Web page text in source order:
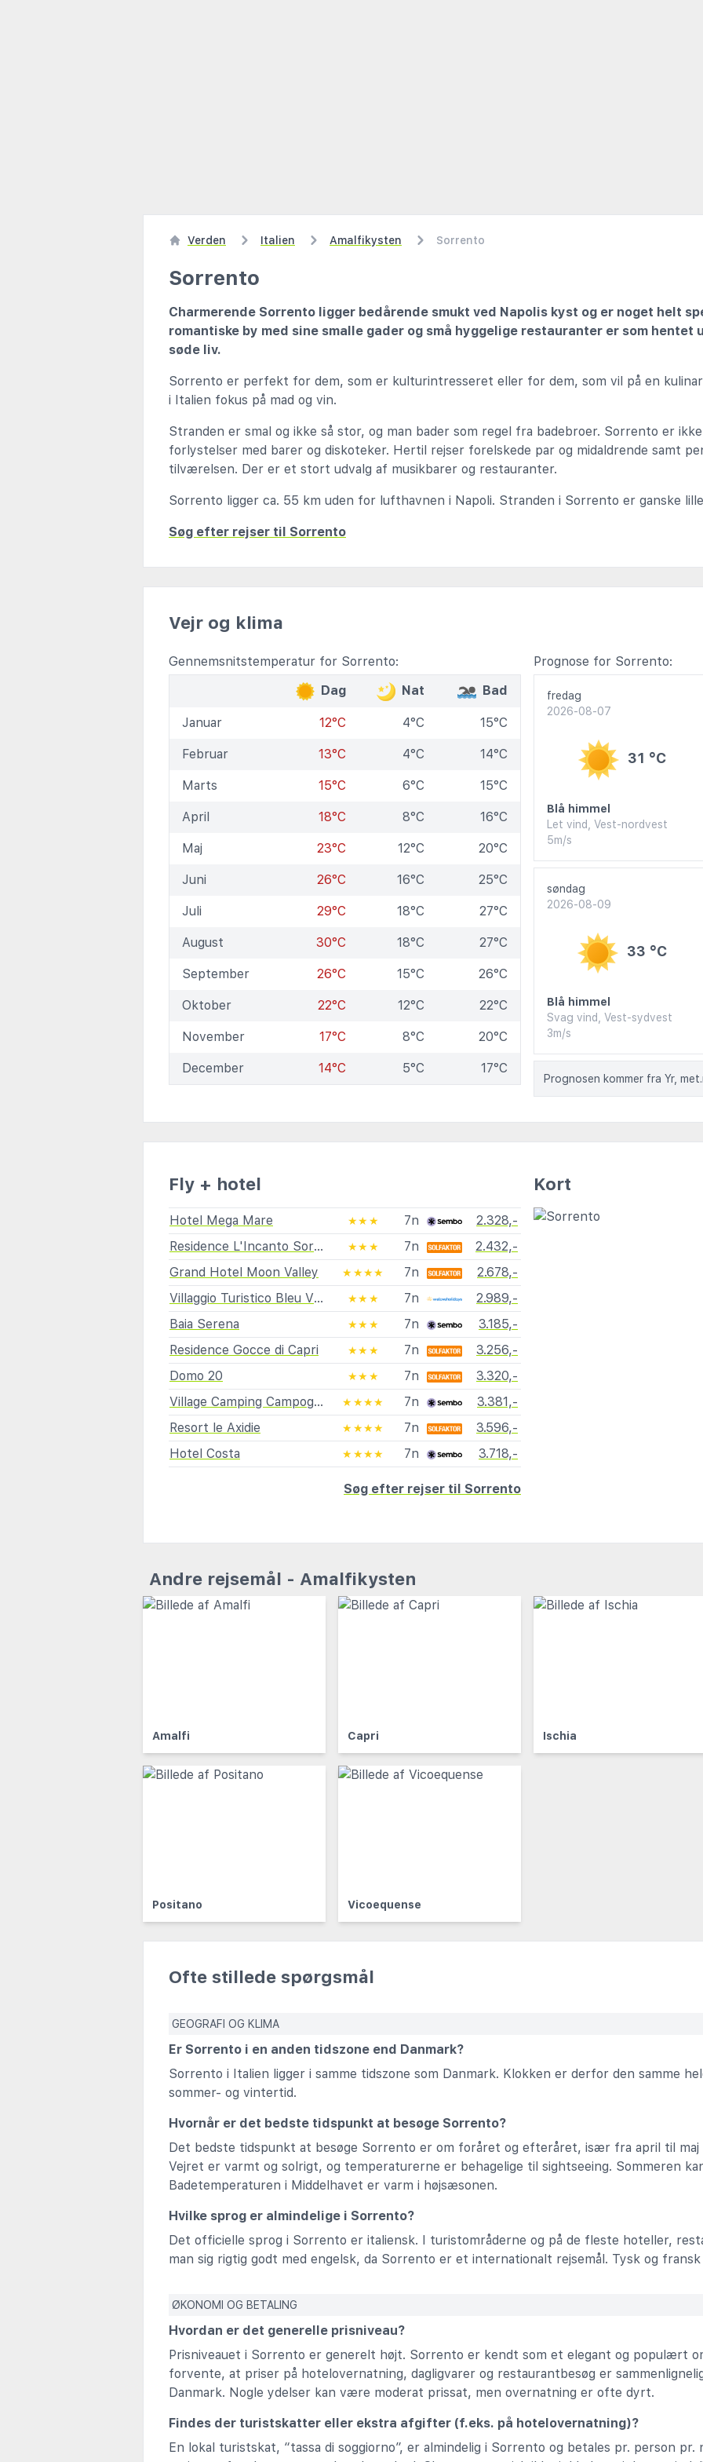
Verden Italien Amalfikysten Sorrento
Sorrento
Charmerende Sorrento ligger bedårende smukt ved Napolis kyst og er noget helt
romantiske by med sine smalle gader og små hyggelige restauranter er som hentet
søde liv.
Sorrento er perfekt for dem, som er kulturintresseret eller for dem, som vil på en
i Italien fokus på mad og vin.
Stranden er smal og ikke så stor, og man bader som regel fra badebroer. Sorrento er
forlystelser med barer og diskoteker. Hertil rejser forelskede par og midaldrende samt
tilværelsen. Der er et stort udvalg af musikbarer og restauranter.
Sorrento ligger ca. 55 km uden for lufthavnen i Napoli. Stranden i Sorrento er ganske
Søg efter rejser til Sorrento
Vejr og klima
Gennemsnitstemperatur for Sorrento:
Dag
Nat Bad
Januar 12°C 4°C 15°C
Februar 13°C 4°C 14°C
Marts 15°C 6°C 15°C
April 18°C 8°C 16°C
Maj 23°C 12°C 20°C
Juni 26°C 16°C 25°C
Juli 29°C 18°C 27°C
August 30°C 18°C 27°C
September 26°C 15°C 26°C
Oktober 22°C 12°C 22°C
November 17°C 8°C 20°C
December 14°C 5°C 17°C
Prognose for Sorrento:
fredag
2026-08-07
31 °C
Blå himmel
Let vind, Vest-nordvest
5m/s
søndag
2026-08-09
33 °C
Blå himmel
Svag vind, Vest-sydvest
3m/s
Prognosen kommer fra Yr,
Fly + hotel
Hotel Mega Mare ★★★ 7n
2.328,-
Residence L'Incanto Sorrento
★★★ 7n
2.432,-
Grand Hotel Moon Valley
★★★★ 7n
2.678,-
Villaggio Turistico Bleu Village
★★★ 7n
2.989,-
Baia Serena
★★★ 7n
3.185,-
Residence Gocce di Capri
★★★ 7n
3.256,-
Domo 20
★★★ 7n
3.320,-
Village Camping Campogaio Santafortunata
★★★★ 7n
3.381,-
Resort le Axidie
★★★★ 7n
3.596,-
Hotel Costa
★★★★ 7n 3.718,-
Søg efter rejser til Sorrento
Kort
Andre rejsemål - Amalfikysten
Amalfi Capri Ischia
Positano Vicoequense
Ofte stillede spørgsmål
GEOGRAFI OG KLIMA
Er Sorrento i en anden tidszone end Danmark?
Sorrento i Italien ligger i samme tidszone som Danmark. Klokken er derfor den samme
sommer- og vintertid.
Hvornår er det bedste tidspunkt at besøge Sorrento?
Det bedste tidspunkt at besøge Sorrento er om foråret og efteråret, især fra april til maj
Vejret er varmt og solrigt, og temperaturerne er behagelige til sightseeing. Sommeren
Badetemperaturen i Middelhavet er varm i højsæsonen.
Hvilke sprog er almindelige i Sorrento?
Det officielle sprog i Sorrento er italiensk. I turistområderne og på de fleste hoteller,
man sig rigtig godt med engelsk, da Sorrento er et internationalt rejsemål. Tysk og fransk
ØKONOMI OG BETALING
Hvordan er det generelle prisniveau?
Prisniveauet i Sorrento er generelt højt. Sorrento er kendt som et elegant og populært
forvente, at priser på hotelovernatning, dagligvarer og restaurantbesøg er
Danmark. Nogle ydelser kan være moderat prissat, men overnatning er ofte dyrt.
Findes der turistskatter eller ekstra afgifter (f.eks. på hotelovernatning)?
En lokal turistskat, “tassa di soggiorno”, er almindelig i Sorrento og betales pr. person